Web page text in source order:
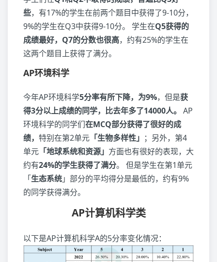
些，有17%的学生在前两个题目中获得了9-10分，
9%的学生在Q3中获得9-10分。 学生在Q5获得的
成绩最好，Q7的分数也很高，约有25%的学生在
这两个题目上获得了满分。
AP环境科学
今年AP环境科学5分率有所下降，为9%，但是获
得3分以上成绩的同学，比去年多了14000人。 AP
环境科学的同学们在MCQ部分获得了很好的成
绩， 特别在第2单元 「生物多样性」 ；另外，第4
单元 「地球系统和资源」 方面也有很好的表现，大
约有24%的学生获得了满分。 但是学生在第1单元
「生态系统」部分的平均得分是最低的，约有9%
的同学获得满分。
AP计算机科学类
以下是AP计算机科学A的5分率变化情况：